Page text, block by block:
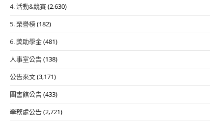
4. 活動&競賽(2,630)
5. 榮譽榜(182)
6. 獎助學金(481)
人事室公告(138)
公告來文(3,171)
圖書館公告(433)
學務處公告(2,721)